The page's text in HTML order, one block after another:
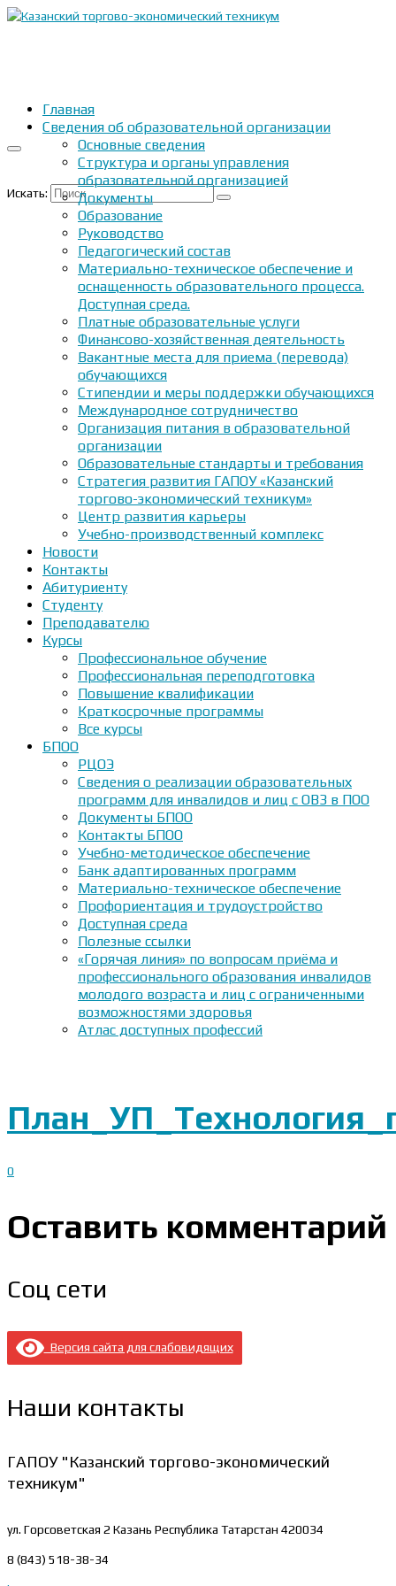
Искать:
Главная
Сведения об образовательной организации
Основные сведения
Структура и органы управления
образовательной организацией
Документы
Образование
Руководство
Педагогический состав
Материально-техническое обеспечение и
оснащенность образовательного процесса.
Доступная среда.
Платные образовательные услуги
Финансово-хозяйственная деятельность
Вакантные места для приема (перевода)
обучающихся
Стипендии и меры поддержки обучающихся
Международное сотрудничество
Организация питания в образовательной
организации
Образовательные стандарты и требования
Стратегия развития ГАПОУ «Казанский
торгово-экономический техникум»
Центр развития карьеры
Учебно-производственный комплекс
Новости
Контакты
Абитуриенту
Студенту
Преподавателю
Курсы
Профессиональное обучение
Профессиональная переподготовка
Повышение квалификации
Краткосрочные программы
Все курсы
БПОО
РЦОЭ
Сведения о реализации образовательных
программ для инвалидов и лиц с ОВЗ в ПОО
Документы БПОО
Контакты БПОО
Учебно-методическое обеспечение
Банк адаптированных программ
Материально-техническое обеспечение
Профориентация и трудоустройство
Доступная среда
Полезные ссылки
«Горячая линия» по вопросам приёма и
профессионального образования инвалидов
молодого возраста и лиц с ограниченными
возможностями здоровья
Атлас доступных профессий
0
Оставить комментарий
Соц сети
Версия сайта для слабовидящих
Наши контакты
ГАПОУ "Казанский торгово-экономический
техникум"
ул. Горсоветская 2 Казань Республика Татарстан 420034
8 (843) 518-38-34